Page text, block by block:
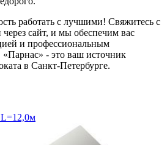
работать с лучшими! Свяжитесь с
сайт, и мы обеспечим вас
и профессиональным
- это ваш источник
в Санкт-Петербурге.
L=12,0м